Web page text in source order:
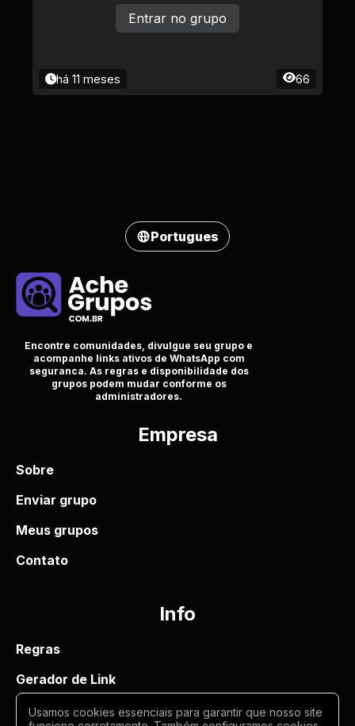
há 11 meses 66
Entrar no grupo
Portugues
Encontre comunidades, divulgue seu grupo e
acompanhe links ativos de WhatsApp com
seguranca. As regras e disponibilidade dos
grupos podem mudar conforme os
administradores.
Empresa
Sobre
Enviar grupo
Meus grupos
Contato
Info
Regras
Gerador de Link
Termos de uso
Usamos cookies essenciais para garantir que nosso site